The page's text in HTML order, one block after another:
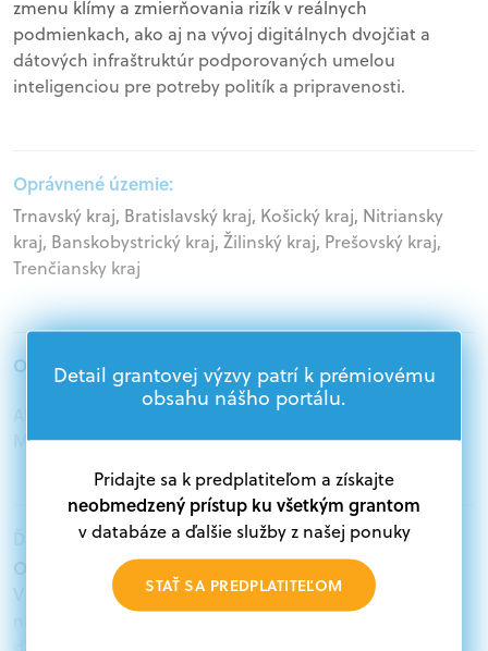
zmenu klímy a zmierňovania rizík v reálnych
podmienkach, ako aj na vývoj digitálnych dvojčiat a
dátových infraštruktúr podporovaných umelou
inteligenciou pre potreby politík a pripravenosti.
Oprávnené územie:
Trnavský kraj, Bratislavský kraj, Košický kraj, Nitriansky
kraj, Banskobystrický kraj, Žilinský kraj, Prešovský kraj,
Trenčiansky kraj
Oprávnení žiadatelia:
Akademický sektor, Podnikatelia, Samospráva,
Mimovládne organizácie
Ďalšie informácie:
Oprávnení žiadatelia:
V databáze grantov a dotácií na portáli Grantexpert.sk
Detail grantovej výzvy patrí k prémiovému
obsahu nášho portálu.
Pridajte sa k predplatiteľom a získajte
neobmedzený prístup ku všetkým grantom
v databáze a ďalšie služby z našej ponuky
STAŤ SA PREDPLATITEĽOM